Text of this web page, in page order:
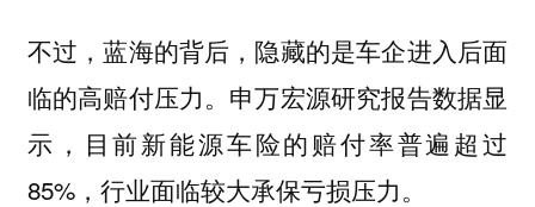
不过，蓝海的背后，隐藏的是车企进入后面
临的高赔付压力。申万宏源研究报告数据显
示，目前新能源车险的赔付率普遍超过
85%，行业面临较大承保亏损压力。